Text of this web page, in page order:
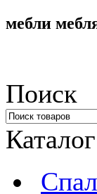
мебли
Поиск
Каталог